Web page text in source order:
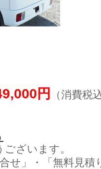
円 （消費税
ざいます。
せ」・「無料見積